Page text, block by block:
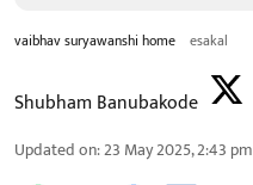
vaibhav suryawanshi home esakal
Shubham Banubakode
Updated on:23 May 2025, 2:43 pm